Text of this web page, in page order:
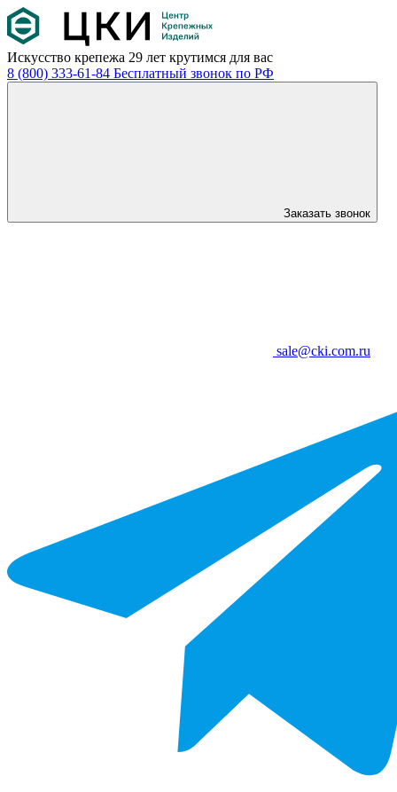
Искусство крепежа 29 лет крутимся для вас
8 (800) 333-61-84 Бесплатный звонок по РФ
Заказать звонок
sale@cki.com.ru